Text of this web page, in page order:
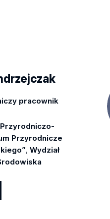
pracownik
Przyrodnicze
,Wydział